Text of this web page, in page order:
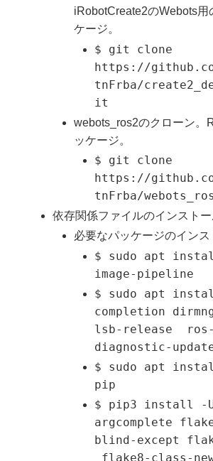
iRobotCreate2のWebots用
ケージ。
$ git clone
https://
tnFrba/
it
webots_ros2のクローン。
ッケージ。
$ git clone
https://
tnFrba/
依存関係ファイルのインスト
必要なパッケージのインス
$ sudo apt
image-pipeline
$ sudo apt
completion
lsb-release
diagnostic-
$ sudo apt
pip
$ pip3 install -
argcomplete
blind-except
flake8-class-